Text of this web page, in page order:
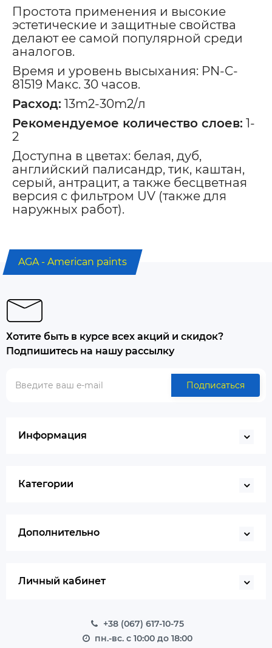
Простота применения и высокие
эстетические и защитные свойства
делают ее самой популярной среди
аналогов.
Время и уровень высыхания: PN-C-
81519 Макс. 30 часов.
Расход: 13m2-30m2/л
Рекомендуемое количество слоев: 1-
2
Доступна в цветах: белая, дуб,
английский палисандр, тик, каштан,
серый, антрацит, а также бесцветная
версия с фильтром UV (также для
наружных работ).
AGA - American paints
Хотите быть в курсе всех акций и скидок?
Подпишитесь на нашу рассылку
Подписаться
Информация
Категории
Дополнительно
Личный кабинет
+38 (067) 617-10-75
пн.-вс. с 10:00 до 18:00